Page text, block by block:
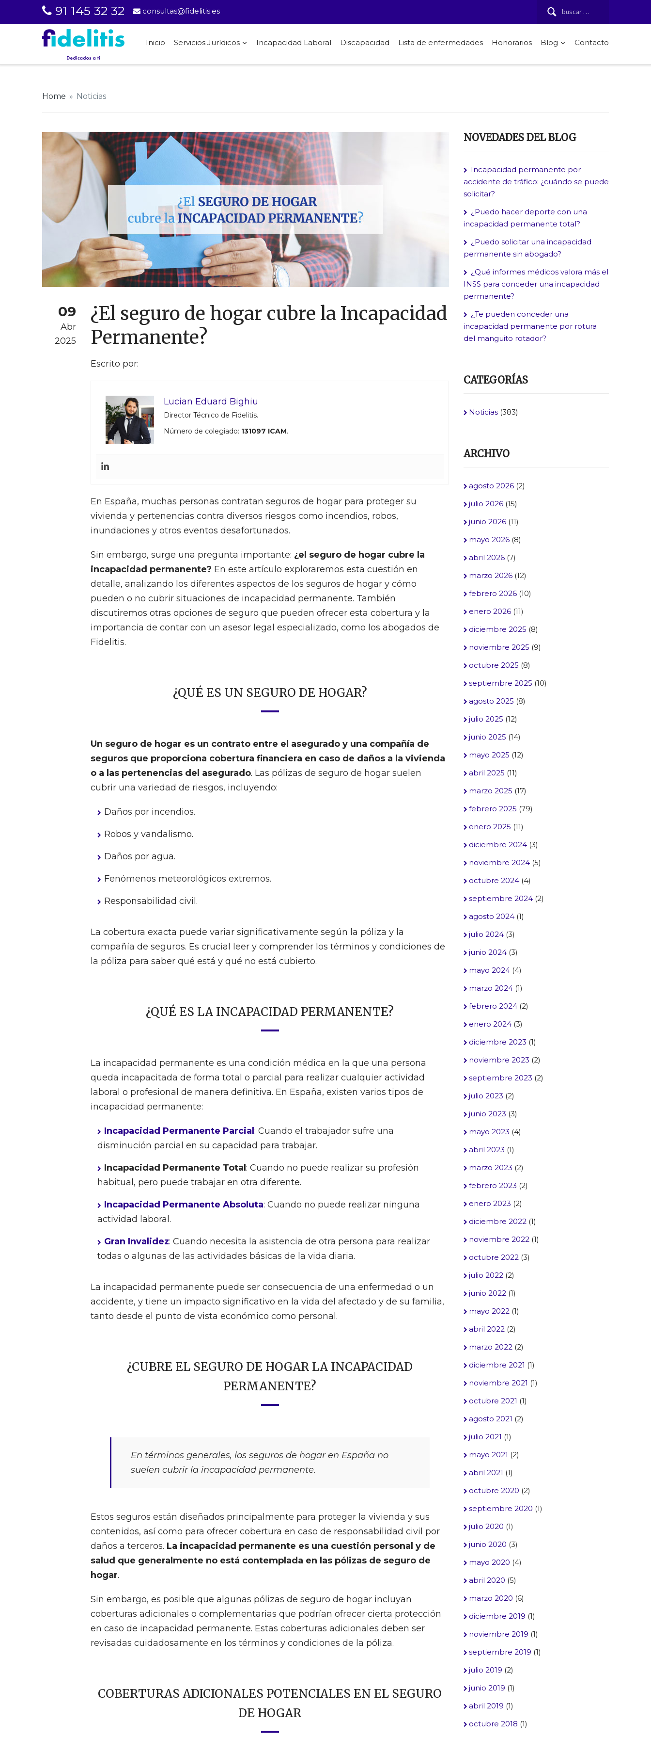
Buscar:
91 145 32 32 consultas@fidelitis.es
Inicio Servicios Jurídicos Incapacidad Laboral Discapacidad Lista de enfermedades Honorarios Blog Contacto
Home » Noticias
09
Abr
2025
¿El seguro de hogar cubre la Incapacidad
Permanente?
Escrito por:
Lucian Eduard Bighiu
Director Técnico de Fidelitis.
Número de colegiado: 131097 ICAM.
En España, muchas personas contratan seguros de hogar para proteger su
vivienda y pertenencias contra diversos riesgos como incendios, robos,
inundaciones y otros eventos desafortunados.
Sin embargo, surge una pregunta importante: ¿el seguro de hogar cubre la
incapacidad permanente? En este artículo exploraremos esta cuestión en
detalle, analizando los diferentes aspectos de los seguros de hogar y cómo
pueden o no cubrir situaciones de incapacidad permanente. También
discutiremos otras opciones de seguro que pueden ofrecer esta cobertura y la
importancia de contar con un asesor legal especializado, como los abogados de
Fidelitis.
¿QUÉ ES UN SEGURO DE HOGAR?
Un seguro de hogar es un contrato entre el asegurado y una compañía de
seguros que proporciona cobertura financiera en caso de daños a la vivienda
o a las pertenencias del asegurado. Las pólizas de seguro de hogar suelen
cubrir una variedad de riesgos, incluyendo:
Daños por incendios.
Robos y vandalismo.
Daños por agua.
Fenómenos meteorológicos extremos.
Responsabilidad civil.
La cobertura exacta puede variar significativamente según la póliza y la
compañía de seguros. Es crucial leer y comprender los términos y condiciones de
la póliza para saber qué está y qué no está cubierto.
¿QUÉ ES LA INCAPACIDAD PERMANENTE?
La incapacidad permanente es una condición médica en la que una persona
queda incapacitada de forma total o parcial para realizar cualquier actividad
laboral o profesional de manera definitiva. En España, existen varios tipos de
incapacidad permanente:
Incapacidad Permanente Parcial : Cuando el trabajador sufre una
disminución parcial en su capacidad para trabajar.
Incapacidad Permanente Total : Cuando no puede realizar su profesión
habitual, pero puede trabajar en otra diferente.
Incapacidad Permanente Absoluta: Cuando no puede realizar ninguna
actividad laboral.
Gran Invalidez: Cuando necesita la asistencia de otra persona para realizar
todas o algunas de las actividades básicas de la vida diaria.
La incapacidad permanente puede ser consecuencia de una enfermedad o un
accidente, y tiene un impacto significativo en la vida del afectado y de su familia,
tanto desde el punto de vista económico como personal.
¿CUBRE EL SEGURO DE HOGAR LA INCAPACIDAD
PERMANENTE?
En términos generales, los seguros de hogar en España no
suelen cubrir la incapacidad permanente.
Estos seguros están diseñados principalmente para proteger la vivienda y sus
contenidos, así como para ofrecer cobertura en caso de responsabilidad civil por
daños a terceros. La incapacidad permanente es una cuestión personal y de
salud que generalmente no está contemplada en las pólizas de seguro de
hogar.
Sin embargo, es posible que algunas pólizas de seguro de hogar incluyan
coberturas adicionales o complementarias que podrían ofrecer cierta protección
en caso de incapacidad permanente. Estas coberturas adicionales deben ser
revisadas cuidadosamente en los términos y condiciones de la póliza.
COBERTURAS ADICIONALES POTENCIALES EN EL SEGURO
DE HOGAR
NOVEDADES DEL BLOG
Incapacidad permanente por
accidente de tráfico: ¿cuándo se puede
solicitar?
¿Puedo hacer deporte con una
incapacidad permanente total?
¿Puedo solicitar una incapacidad
permanente sin abogado?
¿Qué informes médicos valora más el
INSS para conceder una incapacidad
permanente?
¿Te pueden conceder una
incapacidad permanente por rotura
del manguito rotador?
CATEGORÍAS
Noticias (383)
ARCHIVO
agosto 2026 (2)
julio 2026 (15)
junio 2026 (11)
mayo 2026 (8)
abril 2026 (7)
marzo 2026 (12)
febrero 2026 (10)
enero 2026 (11)
diciembre 2025 (8)
noviembre 2025 (9)
octubre 2025 (8)
septiembre 2025 (10)
agosto 2025 (8)
julio 2025 (12)
junio 2025 (14)
mayo 2025 (12)
abril 2025 (11)
marzo 2025 (17)
febrero 2025 (79)
enero 2025 (11)
diciembre 2024 (3)
noviembre 2024 (5)
octubre 2024 (4)
septiembre 2024 (2)
agosto 2024 (1)
julio 2024 (3)
junio 2024 (3)
mayo 2024 (4)
marzo 2024 (1)
febrero 2024 (2)
enero 2024 (3)
diciembre 2023 (1)
noviembre 2023 (2)
septiembre 2023 (2)
julio 2023 (2)
junio 2023 (3)
mayo 2023 (4)
abril 2023 (1)
marzo 2023 (2)
febrero 2023 (2)
enero 2023 (2)
diciembre 2022 (1)
noviembre 2022 (1)
octubre 2022 (3)
julio 2022 (2)
junio 2022 (1)
mayo 2022 (1)
abril 2022 (2)
marzo 2022 (2)
diciembre 2021 (1)
noviembre 2021 (1)
octubre 2021 (1)
agosto 2021 (2)
julio 2021 (1)
mayo 2021 (2)
abril 2021 (1)
octubre 2020 (2)
septiembre 2020 (1)
julio 2020 (1)
junio 2020 (3)
mayo 2020 (4)
abril 2020 (5)
marzo 2020 (6)
diciembre 2019 (1)
noviembre 2019 (1)
septiembre 2019 (1)
julio 2019 (2)
junio 2019 (1)
abril 2019 (1)
octubre 2018 (1)